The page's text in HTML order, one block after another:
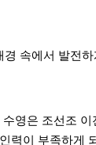
속에서 발전
영은 조선조
이 부족하